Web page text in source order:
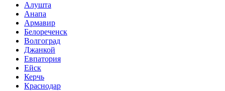
Алушта
Анапа
Армавир
Белореченск
Волгоград
Джанкой
Евпатория
Ейск
Керчь
Краснодар